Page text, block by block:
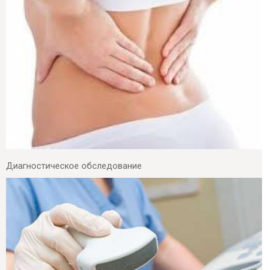
Диагностическое обследование